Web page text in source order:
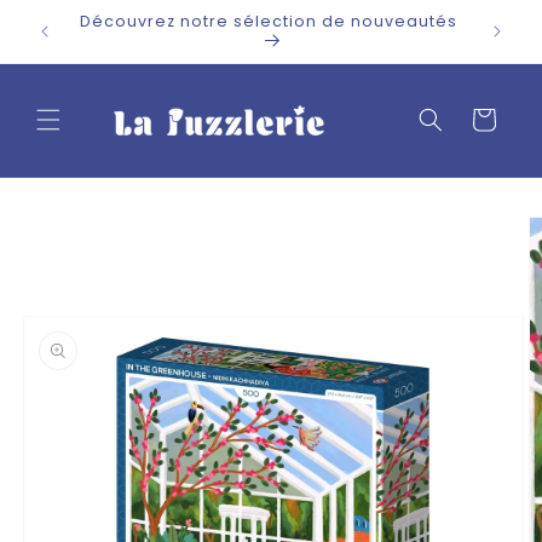
passer
contenu
Découvrez notre sélection de nouveautés
Panier